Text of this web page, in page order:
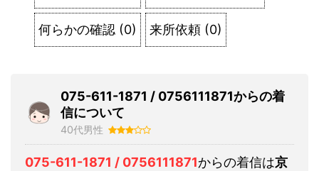
何らかの確認 (0) 来所依頼 (0)
075-611-1871 / 0756111871からの着
信について
40代男性
075-611-1871 / 0756111871からの着信は京